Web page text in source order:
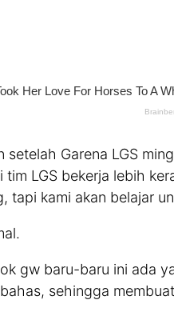
setelah Garena LGS
LGS bekerja lebih
tapi kami akan belajar
gw baru-baru ini ada
sehingga